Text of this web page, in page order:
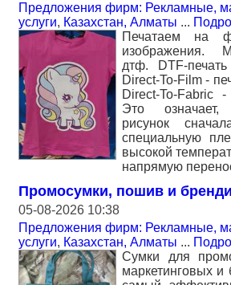
Предложения фирм: Рекламные,
услуги, Казахстан, Алматы ...
Печатаем на
изображения.
дтф. DTF-
Direct-To-Film -
Direct-To-Fabric
Это
рисунок
специальную
высокой
напрямую
Промосумки, пошив и
05-08-2026 10:38
Предложения фирм: Рекламные,
услуги, Казахстан, Алматы ...
Сумки для
маркетинговых и